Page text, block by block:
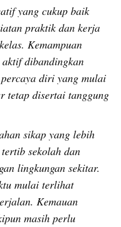
yang cukup baik
praktik dan kerja
Kemampuan
dibandingkan
percaya diri yang mulai
tetap disertai tanggung
sikap yang lebih
sekolah dan
lingkungan sekitar.
mulai terlihat
Kemauan
masih perlu